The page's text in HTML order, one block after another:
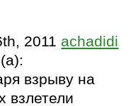
2011 achadidi
взрыву на
взлетели